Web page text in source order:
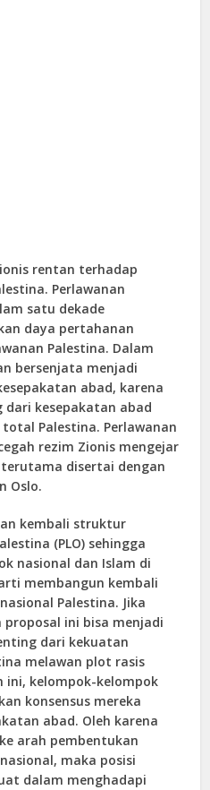
rentan terhadap
Perlawanan
satu dekade
daya pertahanan
Palestina. Dalam
bersenjata menjadi
abad, karena
kesepakatan abad
Palestina. Perlawanan
rezim Zionis mengejar
disertai dengan
Oslo.
kembali struktur
(PLO) sehingga
nasional dan Islam di
membangun kembali
Palestina. Jika
ini bisa menjadi
dari kekuatan
melawan plot rasis
ini, kelompok-kelompok
konsensus mereka
abad. Oleh karena
arah pembentukan
maka posisi
dalam menghadapi